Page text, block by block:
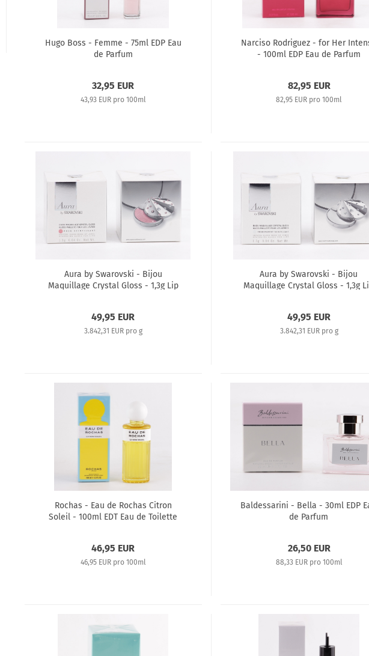
Hugo Boss - Femme - 75ml EDP Eau
de Parfum
32,95 EUR
43,93 EUR pro 100ml
Narciso Rodriguez - for Her
- 100ml EDP Eau de Parfum
82,95 EUR
82,95 EUR pro 100ml
Aura by Swarovski - Bijou
Maquillage Crystal Gloss - 1,3g Lip
49,95 EUR
3.842,31 EUR pro g
Aura by Swarovski - Bijou
Maquillage Crystal Gloss - 1,3g
49,95 EUR
3.842,31 EUR pro g
Rochas - Eau de Rochas Citron
Soleil - 100ml EDT Eau de Toilette
46,95 EUR
46,95 EUR pro 100ml
Baldessarini - Bella - 30ml EDP
de Parfum
26,50 EUR
88,33 EUR pro 100ml